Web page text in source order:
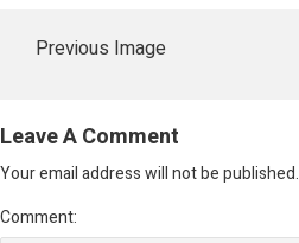
Previous Image
Leave A Comment
Your email address will not be published.
Comment: